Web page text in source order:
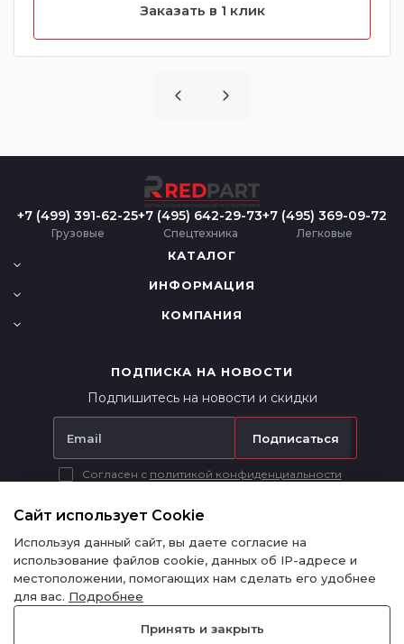
Заказать в 1 клик
+7 (499) 391-62-25
Грузовые
+7 (495) 642-29-73
Спецтехника
+7 (495) 369-09-72
Легковые
КАТАЛОГ
ИНФОРМАЦИЯ
КОМПАНИЯ
ПОДПИСКА НА НОВОСТИ
Подпишитесь на новости и скидки
Подписаться
Согласен с политикой конфиденциальности
информационный характер и ни при каких условиях не является
публичной офертой в соответствии с п. 2 ст. 437 ГК РФ.
Политика конфиденциальности
Сайт использует Cookie
Используя данный сайт, вы даете согласие на
использование файлов cookie, данных об IP-адресе и
местоположении, помогающих нам сделать его удобнее
для вас. Подробнее
Принять и закрыть